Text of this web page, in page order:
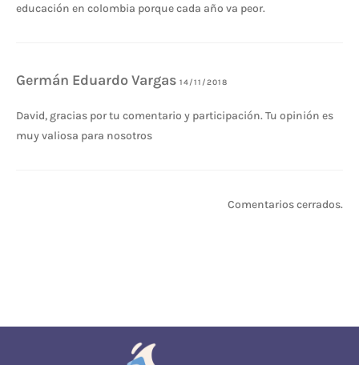
educación en colombia porque cada año va peor.
Germán Eduardo Vargas 14/11/2018
David, gracias por tu comentario y participación. Tu opinión es
muy valiosa para nosotros
Comentarios cerrados.